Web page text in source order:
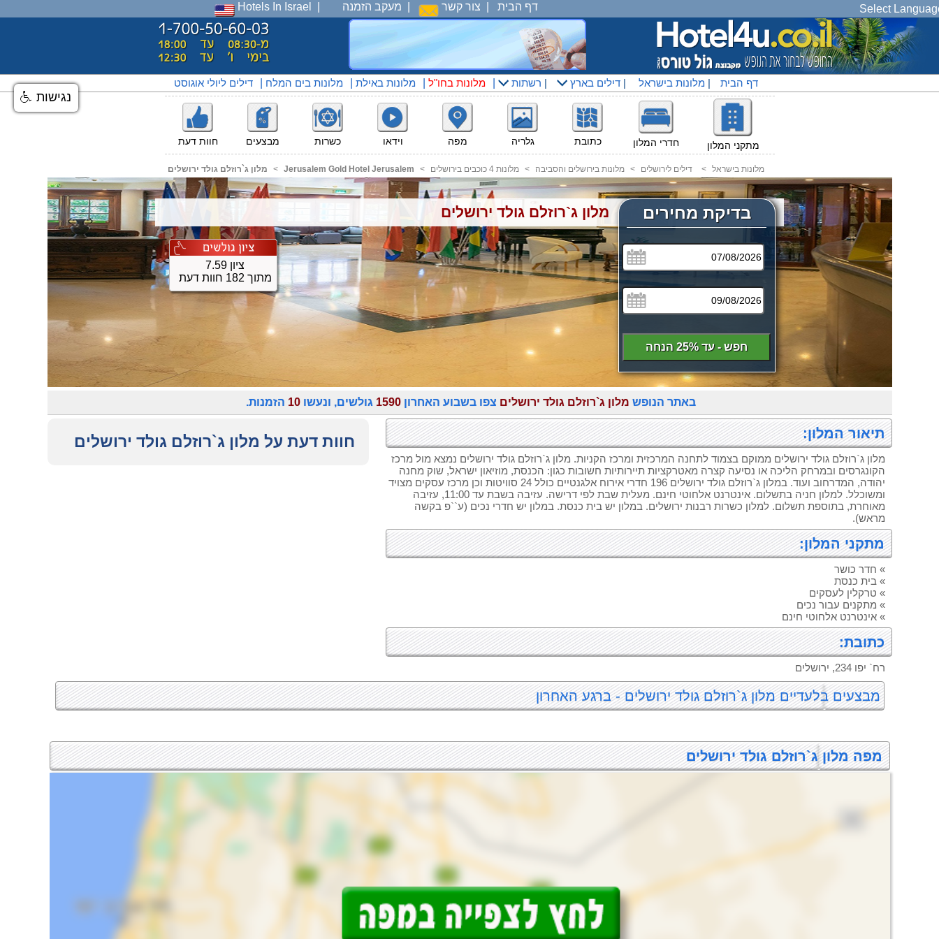
Hotels In Israel מעקב הזמנה צור קשר דף הבית Select
דילים ליולי אוגוסט מלונות בים המלח מלונות באילת מלונות בחו"ל רשתות | דילים בארץ | מלונות בישראל | דף הבית
חוות דעת מבצעים כשרות וידאו מפה גלריה כתובת חדרי המלון מתקני המלון
מלון ג`רוזלם גולד ירושלים < Jerusalem Gold Hotel Jerusalem < מלונות 4 כוכבים בירושלים < מלונות בירושלים והסביבה < דילים לירושלים < מלונות בישראל
מלון ג`רוזלם גולד ירושלים
ציון 7.59
מתוך 182 חוות דעת
בדיקת מחירים
חפש - עד 25% הנחה
באתר הנופש מלון ג`רוזלם גולד ירושלים צפו בשבוע האחרון 1590 גולשים, ונעשו 10 הזמנות.
חוות דעת על מלון ג`רוזלם גולד ירושלים תיאור המלון:
מלון ג`רוזלם גולד ירושלים ממוקם בצמוד לתחנה המרכזית ומרכז הקניות. מלון ג`רוזלם גולד ירושלים נמצא מול מרכז
הקונגרסים ובמרחק הליכה או נסיעה קצרה מאטרקציות תיירותיות חשובות כגון: הכנסת, מוזיאון ישראל, שוק מחנה
יהודה, המדרחוב ועוד. במלון ג`רוזלם גולד ירושלים 196 חדרי אירוח אלגנטיים כולל 24 סוויטות וכן מרכז עסקים מצויד
ומשוכלל. למלון חניה בתשלום. אינטרנט אלחוטי חינם. מעלית שבת לפי דרישה. עזיבה בשבת עד 11:00, עזיבה
מאוחרת, בתוספת תשלום. למלון כשרות רבנות ירושלים. במלון יש בית כנסת. במלון יש חדרי נכים (ע``פ בקשה
מראש).
מתקני המלון:
» חדר כושר
» בית כנסת
» טרקלין לעסקים
» מתקנים עבור נכים
» אינטרנט אלחוטי חינם
כתובת:
רח` יפו 234, ירושלים
מבצעים בלעדיים מלון ג`רוזלם גולד ירושלים - ברגע האחרון
מפה מלון ג`רוזלם גולד ירושלים
נגישות